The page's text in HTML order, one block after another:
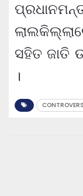
ସହିତ ଜାତି
।